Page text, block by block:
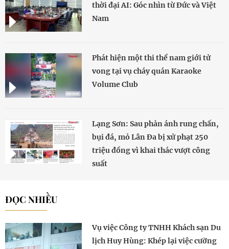
thời đại AI: Góc nhìn từ Đức và Việt
Nam
Phát hiện một thi thể nam giới tử
vong tại vụ cháy quán Karaoke
Volume Club
Lạng Sơn: Sau phản ánh rung chấn,
bụi đá, mỏ Lân Đa bị xử phạt 250
triệu đồng vì khai thác vượt công
suất
ĐỌC NHIỀU
Vụ việc Công ty TNHH Khách sạn Du
lịch Huy Hùng: Khép lại việc cưỡng